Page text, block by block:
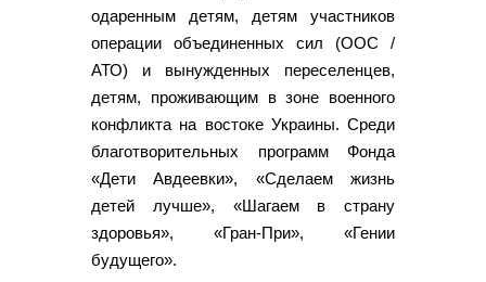
одаренным детям, детям участников
операции объединенных сил (ООС /
АТО) и вынужденных переселенцев,
детям, проживающим в зоне военного
конфликта на востоке Украины. Среди
благотворительных программ Фонда
«Дети Авдеевки», «Сделаем жизнь
детей лучше», «Шагаем в страну
здоровья», «Гран-При», «Гении
будущего».